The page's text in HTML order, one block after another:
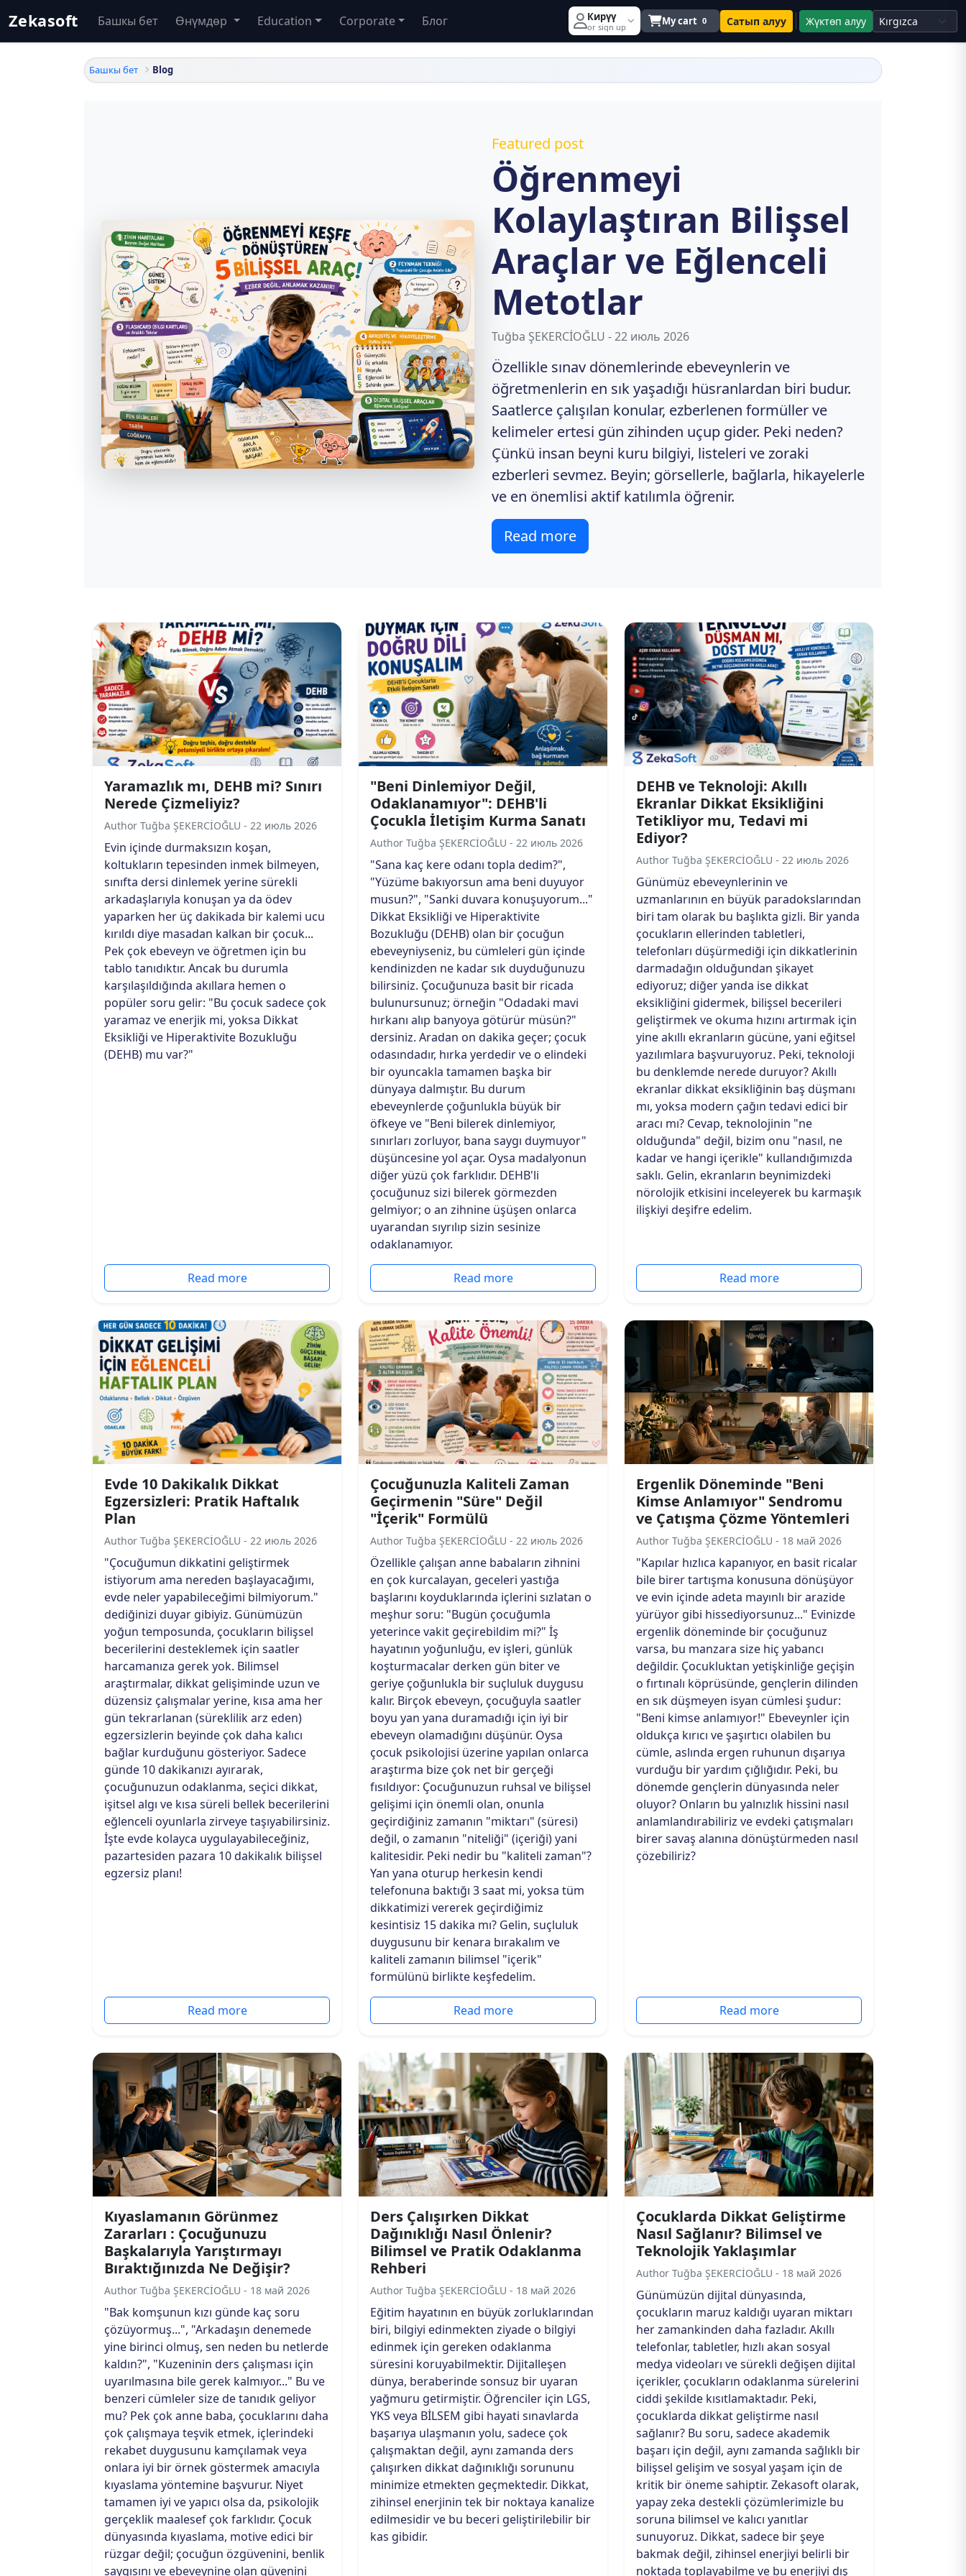
Zekasoft Башкы бет Өнүмдөр Education Corporate Блог Кирүү
or sign up My cart 0 Сатып алуу Жүктөп алуу
Башкы бет Blog
Featured post
Öğrenmeyi
Kolaylaştıran Bilişsel
Araçlar ve Eğlenceli
Metotlar
Tuğba ŞEKERCİOĞLU - 22 июль 2026
Özellikle sınav dönemlerinde ebeveynlerin ve
öğretmenlerin en sık yaşadığı hüsranlardan biri budur.
Saatlerce çalışılan konular, ezberlenen formüller ve
kelimeler ertesi gün zihinden uçup gider. Peki neden?
Çünkü insan beyni kuru bilgiyi, listeleri ve zoraki
ezberleri sevmez. Beyin; görsellerle, bağlarla, hikayelerle
ve en önemlisi aktif katılımla öğrenir.
Read more
Yaramazlık mı, DEHB mi? Sınırı
Nerede Çizmeliyiz?
Author Tuğba ŞEKERCİOĞLU - 22 июль 2026
Evin içinde durmaksızın koşan,
koltukların tepesinden inmek bilmeyen,
sınıfta dersi dinlemek yerine sürekli
arkadaşlarıyla konuşan ya da ödev
yaparken her üç dakikada bir kalemi ucu
kırıldı diye masadan kalkan bir çocuk...
Pek çok ebeveyn ve öğretmen için bu
tablo tanıdıktır. Ancak bu durumla
karşılaşıldığında akıllara hemen o
popüler soru gelir: "Bu çocuk sadece çok
yaramaz ve enerjik mi, yoksa Dikkat
Eksikliği ve Hiperaktivite Bozukluğu
(DEHB) mu var?"
Read more
"Beni Dinlemiyor Değil,
Odaklanamıyor": DEHB'li
Çocukla İletişim Kurma Sanatı
Author Tuğba ŞEKERCİOĞLU - 22 июль 2026
"Sana kaç kere odanı topla dedim?",
"Yüzüme bakıyorsun ama beni duyuyor
musun?", "Sanki duvara konuşuyorum..."
Dikkat Eksikliği ve Hiperaktivite
Bozukluğu (DEHB) olan bir çocuğun
ebeveyniyseniz, bu cümleleri gün içinde
kendinizden ne kadar sık duyduğunuzu
bilirsiniz. Çocuğunuza basit bir ricada
bulunursunuz; örneğin "Odadaki mavi
hırkanı alıp banyoya götürür müsün?"
dersiniz. Aradan on dakika geçer; çocuk
odasındadır, hırka yerdedir ve o elindeki
bir oyuncakla tamamen başka bir
dünyaya dalmıştır. Bu durum
ebeveynlerde çoğunlukla büyük bir
öfkeye ve "Beni bilerek dinlemiyor,
sınırları zorluyor, bana saygı duymuyor"
düşüncesine yol açar. Oysa madalyonun
diğer yüzü çok farklıdır. DEHB'li
çocuğunuz sizi bilerek görmezden
gelmiyor; o an zihnine üşüşen onlarca
uyarandan sıyrılıp sizin sesinize
odaklanamıyor.
Read more
DEHB ve Teknoloji: Akıllı
Ekranlar Dikkat Eksikliğini
Tetikliyor mu, Tedavi mi
Ediyor?
Author Tuğba ŞEKERCİOĞLU - 22 июль 2026
Günümüz ebeveynlerinin ve
uzmanlarının en büyük paradokslarından
biri tam olarak bu başlıkta gizli. Bir yanda
çocukların ellerinden tabletleri,
telefonları düşürmediği için dikkatlerinin
darmadağın olduğundan şikayet
ediyoruz; diğer yanda ise dikkat
eksikliğini gidermek, bilişsel becerileri
geliştirmek ve okuma hızını artırmak için
yine akıllı ekranların gücüne, yani eğitsel
yazılımlara başvuruyoruz. Peki, teknoloji
bu denklemde nerede duruyor? Akıllı
ekranlar dikkat eksikliğinin baş düşmanı
mı, yoksa modern çağın tedavi edici bir
aracı mı? Cevap, teknolojinin "ne
olduğunda" değil, bizim onu "nasıl, ne
kadar ve hangi içerikle" kullandığımızda
saklı. Gelin, ekranların beynimizdeki
nörolojik etkisini inceleyerek bu karmaşık
ilişkiyi deşifre edelim.
Read more
Evde 10 Dakikalık Dikkat
Egzersizleri: Pratik Haftalık
Plan
Author Tuğba ŞEKERCİOĞLU - 22 июль 2026
"Çocuğumun dikkatini geliştirmek
istiyorum ama nereden başlayacağımı,
evde neler yapabileceğimi bilmiyorum."
dediğinizi duyar gibiyiz. Günümüzün
yoğun temposunda, çocukların bilişsel
becerilerini desteklemek için saatler
harcamanıza gerek yok. Bilimsel
araştırmalar, dikkat gelişiminde uzun ve
düzensiz çalışmalar yerine, kısa ama her
gün tekrarlanan (süreklilik arz eden)
egzersizlerin beyinde çok daha kalıcı
bağlar kurduğunu gösteriyor. Sadece
günde 10 dakikanızı ayırarak,
çocuğunuzun odaklanma, seçici dikkat,
işitsel algı ve kısa süreli bellek becerilerini
eğlenceli oyunlarla zirveye taşıyabilirsiniz.
İşte evde kolayca uygulayabileceğiniz,
pazartesiden pazara 10 dakikalık bilişsel
egzersiz planı!
Read more
Çocuğunuzla Kaliteli Zaman
Geçirmenin "Süre" Değil
"İçerik" Formülü
Author Tuğba ŞEKERCİOĞLU - 22 июль 2026
Özellikle çalışan anne babaların zihnini
en çok kurcalayan, geceleri yastığa
başlarını koyduklarında içlerini sızlatan o
meşhur soru: "Bugün çocuğumla
yeterince vakit geçirebildim mi?" İş
hayatının yoğunluğu, ev işleri, günlük
koşturmacalar derken gün biter ve
geriye çoğunlukla bir suçluluk duygusu
kalır. Birçok ebeveyn, çocuğuyla saatler
boyu yan yana duramadığı için iyi bir
ebeveyn olamadığını düşünür. Oysa
çocuk psikolojisi üzerine yapılan onlarca
araştırma bize çok net bir gerçeği
fısıldıyor: Çocuğunuzun ruhsal ve bilişsel
gelişimi için önemli olan, onunla
geçirdiğiniz zamanın "miktarı" (süresi)
değil, o zamanın "niteliği" (içeriği) yani
kalitesidir. Peki nedir bu "kaliteli zaman"?
Yan yana oturup herkesin kendi
telefonuna baktığı 3 saat mi, yoksa tüm
dikkatimizi vererek geçirdiğimiz
kesintisiz 15 dakika mı? Gelin, suçluluk
duygusunu bir kenara bırakalım ve
kaliteli zamanın bilimsel "içerik"
formülünü birlikte keşfedelim.
Read more
Ergenlik Döneminde "Beni
Kimse Anlamıyor" Sendromu
ve Çatışma Çözme Yöntemleri
Author Tuğba ŞEKERCİOĞLU - 18 май 2026
"Kapılar hızlıca kapanıyor, en basit ricalar
bile birer tartışma konusuna dönüşüyor
ve evin içinde adeta mayınlı bir arazide
yürüyor gibi hissediyorsunuz..." Evinizde
ergenlik döneminde bir çocuğunuz
varsa, bu manzara size hiç yabancı
değildir. Çocukluktan yetişkinliğe geçişin
o fırtınalı köprüsünde, gençlerin dilinden
en sık düşmeyen isyan cümlesi şudur:
"Beni kimse anlamıyor!" Ebeveynler için
oldukça kırıcı ve şaşırtıcı olabilen bu
cümle, aslında ergen ruhunun dışarıya
vurduğu bir yardım çığlığıdır. Peki, bu
dönemde gençlerin dünyasında neler
oluyor? Onların bu yalnızlık hissini nasıl
anlamlandırabiliriz ve evdeki çatışmaları
birer savaş alanına dönüştürmeden nasıl
çözebiliriz?
Read more
Kıyaslamanın Görünmez
Zararları : Çocuğunuzu
Başkalarıyla Yarıştırmayı
Bıraktığınızda Ne Değişir?
Author Tuğba ŞEKERCİOĞLU - 18 май 2026
"Bak komşunun kızı günde kaç soru
çözüyormuş...", "Arkadaşın denemede
yine birinci olmuş, sen neden bu netlerde
kaldın?", "Kuzeninin ders çalışması için
uyarılmasına bile gerek kalmıyor..." Bu ve
benzeri cümleler size de tanıdık geliyor
mu? Pek çok anne baba, çocuklarını daha
çok çalışmaya teşvik etmek, içlerindeki
rekabet duygusunu kamçılamak veya
onlara iyi bir örnek göstermek amacıyla
kıyaslama yöntemine başvurur. Niyet
tamamen iyi ve yapıcı olsa da, psikolojik
gerçeklik maalesef çok farklıdır. Çocuk
dünyasında kıyaslama, motive edici bir
rüzgar değil; çocuğun özgüvenini, benlik
saygısını ve ebeveynine olan güvenini
Ders Çalışırken Dikkat
Dağınıklığı Nasıl Önlenir?
Bilimsel ve Pratik Odaklanma
Rehberi
Author Tuğba ŞEKERCİOĞLU - 18 май 2026
Eğitim hayatının en büyük zorluklarından
biri, bilgiyi edinmekten ziyade o bilgiyi
edinmek için gereken odaklanma
süresini koruyabilmektir. Dijitalleşen
dünya, beraberinde sonsuz bir uyaran
yağmuru getirmiştir. Öğrenciler için LGS,
YKS veya BİLSEM gibi hayati sınavlarda
başarıya ulaşmanın yolu, sadece çok
çalışmaktan değil, aynı zamanda ders
çalışırken dikkat dağınıklığı sorununu
minimize etmekten geçmektedir. Dikkat,
zihinsel enerjinin tek bir noktaya kanalize
edilmesidir ve bu beceri geliştirilebilir bir
kas gibidir.
Çocuklarda Dikkat Geliştirme
Nasıl Sağlanır? Bilimsel ve
Teknolojik Yaklaşımlar
Author Tuğba ŞEKERCİOĞLU - 18 май 2026
Günümüzün dijital dünyasında,
çocukların maruz kaldığı uyaran miktarı
her zamankinden daha fazladır. Akıllı
telefonlar, tabletler, hızlı akan sosyal
medya videoları ve sürekli değişen dijital
içerikler, çocukların odaklanma sürelerini
ciddi şekilde kısıtlamaktadır. Peki,
çocuklarda dikkat geliştirme nasıl
sağlanır? Bu soru, sadece akademik
başarı için değil, aynı zamanda sağlıklı bir
bilişsel gelişim ve sosyal yaşam için de
kritik bir öneme sahiptir. Zekasoft olarak,
yapay zeka destekli çözümlerimizle bu
soruna bilimsel ve kalıcı yanıtlar
sunuyoruz. Dikkat, sadece bir şeye
bakmak değil, zihinsel enerjiyi belirli bir
noktada toplayabilme ve bu enerjiyi dış